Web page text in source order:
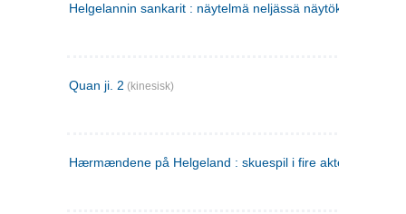
Helgelannin sankarit : näytelmä neljässä näytöksessä
Quan ji. 2 (kinesisk)
Hærmændene på Helgeland : skuespil i fire akter